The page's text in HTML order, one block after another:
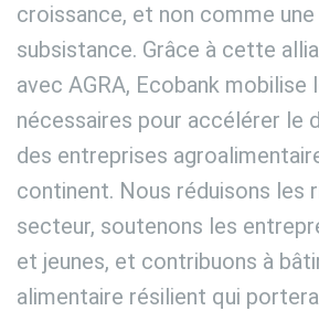
croissance, et non comme
subsistance. Grâce à cette
avec AGRA, Ecobank mobilise
nécessaires pour accélérer le
des entreprises
continent. Nous réduisons les
secteur, soutenons les
et jeunes, et contribuons à
alimentaire résilient qui